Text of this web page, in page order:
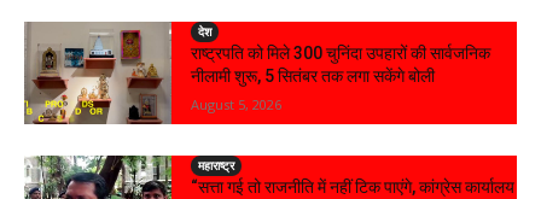
देश
राष्ट्रपति को मिले 300 चुनिंदा उपहारों की सार्वजनिक
नीलामी शुरू, 5 सितंबर तक लगा सकेंगे बोली
August 5, 2026
महाराष्ट्र
“सत्ता गई तो राजनीति में नहीं टिक पाएंगे, कांग्रेस कार्यालय